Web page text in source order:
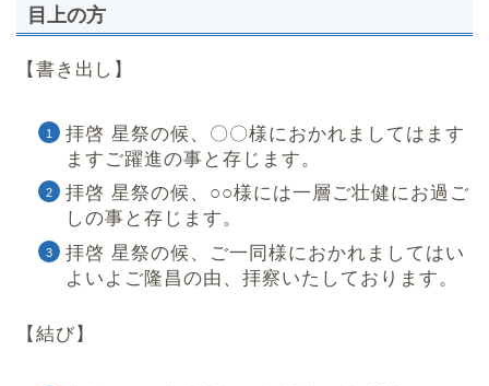
目上の方
【書き出し】
拝啓 星祭の候、〇〇様におかれましてはます
ますご躍進の事と存じます。
拝啓 星祭の候、○○様には一層ご壮健にお過ご
しの事と存じます。
拝啓 星祭の候、ご一同様におかれましてはい
よいよご隆昌の由、拝察いたしております。
【結び】